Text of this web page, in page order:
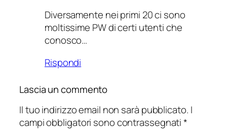
Diversamente nei primi 20 ci sono
moltissime PW di certi utenti che
conosco…
Rispondi
Lascia un commento
Il tuo indirizzo email non sarà pubblicato. I
campi obbligatori sono contrassegnati*